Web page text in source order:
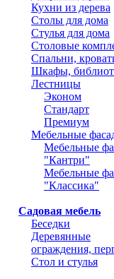
Кухни из дерева
Столы для дома
Стулья для дома
Столовые
Спальни,
Шкафы,
Лестницы
Эконом
Стандарт
Премиум
Мебельные
Мебельные
"Кантри"
Мебельные
"Классика"
Садовая мебель
Беседки
Деревянные
ограждения,
Стол и стулья